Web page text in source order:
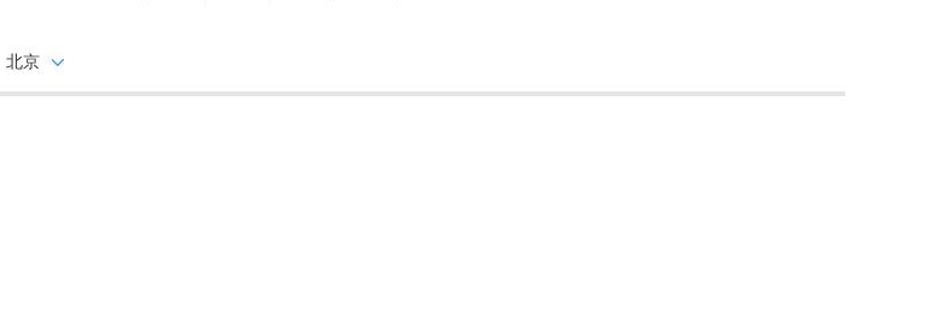
北京